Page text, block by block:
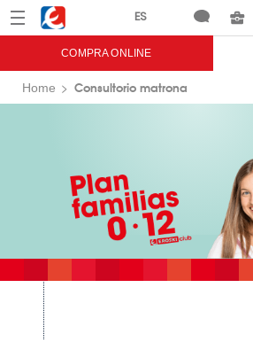
Menú Eroski
COMPRA ONLINE
Home Consultorio matrona